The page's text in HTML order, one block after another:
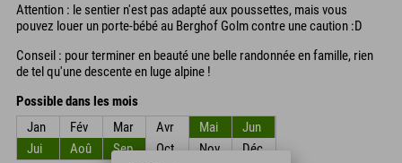
Attention : le sentier n'est pas adapté aux poussettes, mais vous
pouvez louer un porte-bébé au Berghof Golm contre une caution :D
Conseil : pour terminer en beauté une belle randonnée en famille, rien
de tel qu'une descente en luge alpine !
Possible dans les mois
Jan
Fév Mar Avr Mai
Jun
Jui
Aoû Sep Oct Nov Déc